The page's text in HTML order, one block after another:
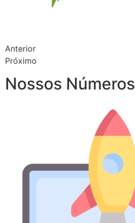
Anterior
Próximo
Nossos Números